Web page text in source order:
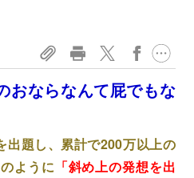
おならなんて屁でもな
出題し、累計で200万以上の
ように 「斜め上の発想を出